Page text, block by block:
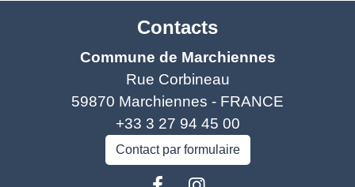
Contacts
Commune de Marchiennes
Rue Corbineau
59870 Marchiennes - FRANCE
+33 3 27 94 45 00
Contact par formulaire